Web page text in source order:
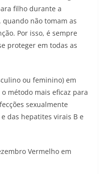
filho durante a
quando não tomam as
Por isso, é sempre
proteger em todas as
ou feminino) em
método mais eficaz para
sexualmente
das hepatites virais B e
Vermelho em